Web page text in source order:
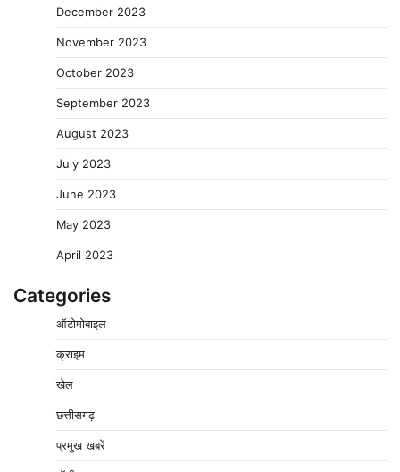
December 2023
November 2023
October 2023
September 2023
August 2023
July 2023
June 2023
May 2023
April 2023
Categories
ऑटोमोबाइल
क्राइम
खेल
छत्तीसगढ़
प्रमुख खबरें
वेयरहाउस कॉरपोरेशन के जिला प्रबंधक पर केस दर्ज, फरार;